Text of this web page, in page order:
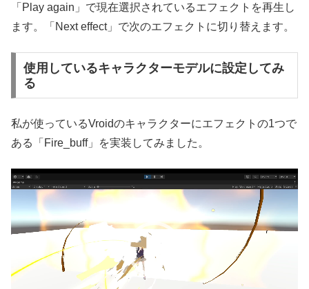
「Play again」で現在選択されているエフェクトを再生し
ます。「Next effect」で次のエフェクトに切り替えます。
使用しているキャラクターモデルに設定してみ
る
私が使っているVroidのキャラクターにエフェクトの1つで
ある「Fire_buff」を実装してみました。
動
プ
レ
ヤ